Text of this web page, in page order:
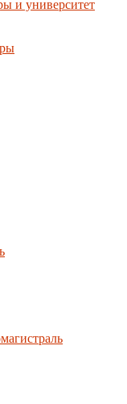
и университет